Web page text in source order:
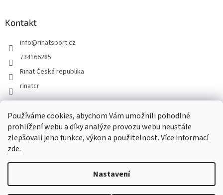
Používáme cookies, abychom Vám umožnili pohodlné
prohlížení webu a díky analýze provozu webu neustále
zlepšovali jeho funkce, výkon a použitelnost. Více informací
zde.
Nastavení
Kontakt
info@rinatsport.cz
734166285
Rinat Česká republika
rinatcr
Rinat Europe www.sport4outlet.cz